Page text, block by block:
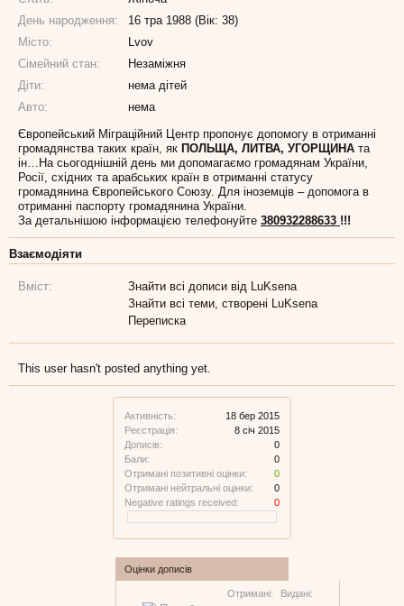
Активність:
18 бер 2015
Реєстрація:
8 січ 2015
Дописів:
0
Бали:
0
Отримані позитивні оцінки:
0
Отримані нейтральні оцінки:
0
Negative ratings received:
0
Оцінки дописів
Отримані: Видані:
День народження:
16 тра 1988 (Вік: 38)
Місто:
Lvov
Сімейний стан:
Незаміжня
Діти:
нема дітей
Авто:
нема
Європейський Міграційний Центр пропонує допомогу в отриманні
громадянства таких країн, як ПОЛЬЩА, ЛИТВА, УГОРЩИНА та
ін…На сьогоднішній день ми допомагаємо громадянам України,
Росії, східних та арабських країн в отриманні статусу
громадянина Європейського Союзу. Для іноземців – допомога в
отриманні паспорту громадянина України.
За детальнішою інформацією телефонуйте 380932288633 !!!
Взаємодіяти
Вміст:
Знайти всі дописи від LuKsena
Знайти всі теми, створені LuKsena
Переписка
This user hasn't posted anything yet.